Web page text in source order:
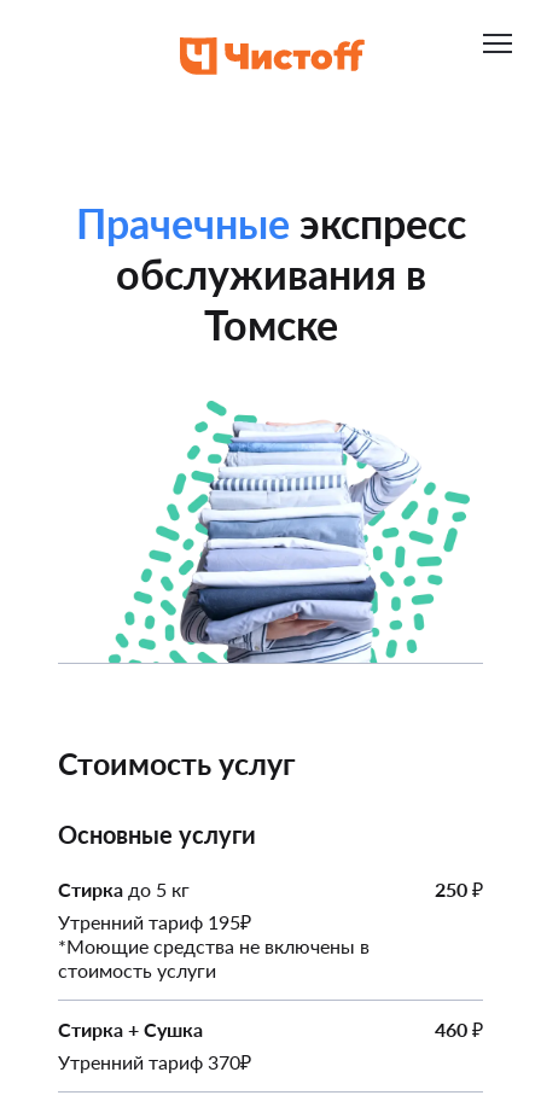
Прачечные экспресс
обслуживания в
Томске
Стоимость услуг
Основные услуги
Стирка до 5 кг
Утренний тариф 195₽
*Моющие средства не включены в
стоимость услуги
250 ₽
Стирка + Сушка
Утренний тариф 370₽
460 ₽